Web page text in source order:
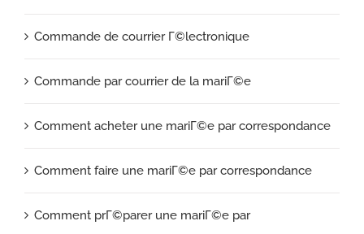
Commande de courrier Г©lectronique
Commande par courrier de la mariГ©e
Comment acheter une mariГ©e par correspondance
Comment faire une mariГ©e par correspondance
Comment prГ©parer une mariГ©e par